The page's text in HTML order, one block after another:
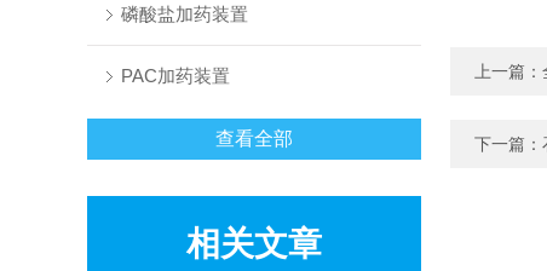
磷酸盐加药装置
PAC加药装置
查看全部
相关文章
上一篇：
下一篇：